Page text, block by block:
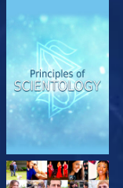
СМОТРЕТЬ
ПЕРЕДАЧИ